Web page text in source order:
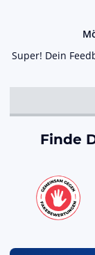
Super! Dein
Finde